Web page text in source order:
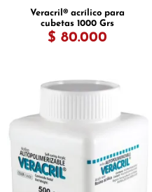
Veracril® acrílico para
cubetas 1000 Grs
$ 80.000